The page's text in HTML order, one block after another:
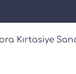
Kırtasiye